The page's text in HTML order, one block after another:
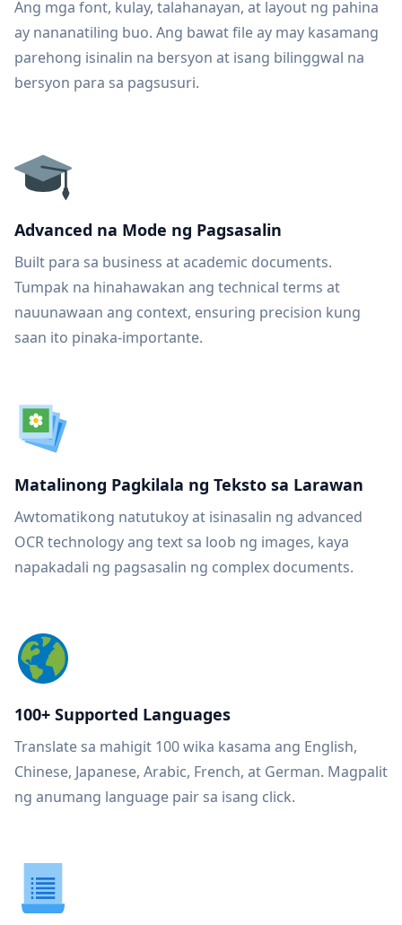
Ang mga font, kulay, talahanayan, at layout ng pahina
ay nananatiling buo. Ang bawat file ay may kasamang
parehong isinalin na bersyon at isang bilinggwal na
bersyon para sa pagsusuri.
Advanced na Mode ng Pagsasalin
Built para sa business at academic documents.
Tumpak na hinahawakan ang technical terms at
nauunawaan ang context, ensuring precision kung
saan ito pinaka-importante.
Matalinong Pagkilala ng Teksto sa Larawan
Awtomatikong natutukoy at isinasalin ng advanced
OCR technology ang text sa loob ng images, kaya
napakadali ng pagsasalin ng complex documents.
100+ Supported Languages
Translate sa mahigit 100 wika kasama ang English,
Chinese, Japanese, Arabic, French, at German. Magpalit
ng anumang language pair sa isang click.